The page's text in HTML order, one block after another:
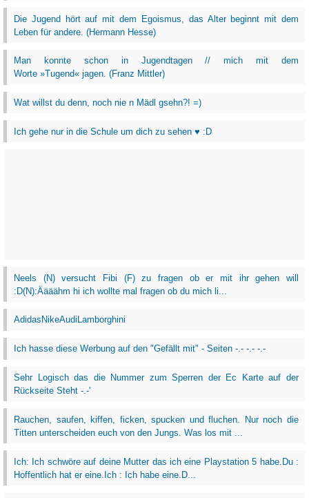
Die Jugend hört auf mit dem Egoismus, das Alter beginnt mit dem
Leben für andere. (Hermann Hesse)
Man konnte schon in Jugendtagen // mich mit dem
Worte »Tugend« jagen. (Franz Mittler)
Wat willst du denn, noch nie n Mädl gsehn?! =)
Ich gehe nur in die Schule um dich zu sehen ♥ :D
Neels (N) versucht Fibi (F) zu fragen ob er mit ihr gehen will
:D(N):Äääähm hi ich wollte mal fragen ob du mich li...
AdidasNikeAudiLamborghini
Ich hasse diese Werbung auf den "Gefällt mit" - Seiten -.- -.- -.-
Sehr Logisch das die Nummer zum Sperren der Ec Karte auf der
Rückseite Steht -.-'
Rauchen, saufen, kiffen, ficken, spucken und fluchen. Nur noch die
Titten unterscheiden euch von den Jungs. Was los mit ...
Ich: Ich schwöre auf deine Mutter das ich eine Playstation 5 habe.Du :
Hoffentlich hat er eine.Ich : Ich habe eine.D...